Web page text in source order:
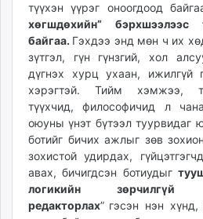
түүхэн үүрэг оноогдоод
хөгшдөхийн”
байгаа. Гэхдээ энд мөн ч их
зүтгэл, гүн гүнзгий, хол
дүгнэх хурц ухаан, ижилгүй
хэрэгтэй. Тийм хэмжээ,
түүхчид, философичид л
оюуны үнэт бүтээл туурвидаг
ботийг бичих ажлыг зөв
зохистой удирдах,
авах, бичигдсэн ботиудыг
логикийн
редакторлах” гэсэн нэн хүнд,